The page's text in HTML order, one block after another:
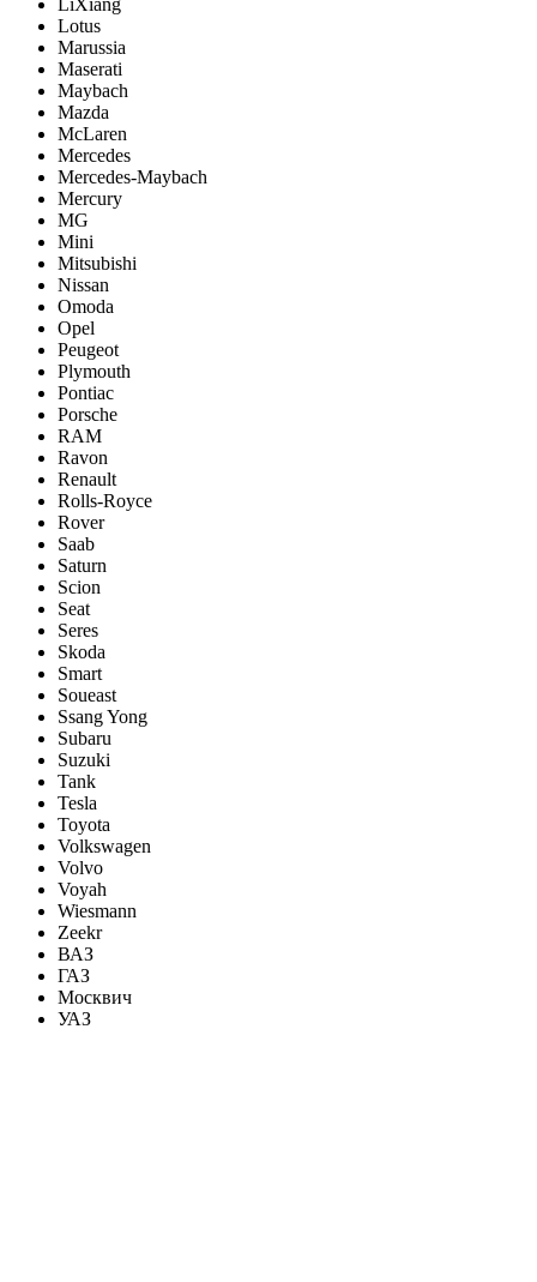
Lotus
Marussia
Maserati
Maybach
Mazda
McLaren
Mercedes
Mercedes-Maybach
Mercury
MG
Mini
Mitsubishi
Nissan
Omoda
Opel
Peugeot
Plymouth
Pontiac
Porsche
RAM
Ravon
Renault
Rolls-Royce
Rover
Saab
Saturn
Scion
Seat
Seres
Skoda
Smart
Soueast
Ssang Yong
Subaru
Suzuki
Tank
Tesla
Toyota
Volkswagen
Volvo
Voyah
Wiesmann
Zeekr
ВАЗ
ГАЗ
Москвич
УАЗ